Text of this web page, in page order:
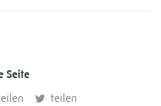
Seite
teilen